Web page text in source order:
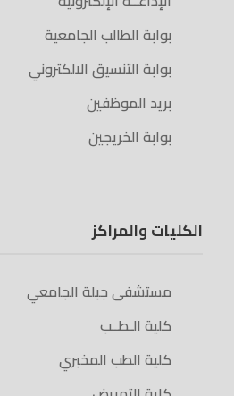
بوابة الطالب الجامعية
بوابة التنسيق الالكتروني
بريد الموظفين
بوابة الخريجين
الكليات والمراكز
مستشفى جبلة الجامعي
كلية الـطــب
كلية الطب المخبري